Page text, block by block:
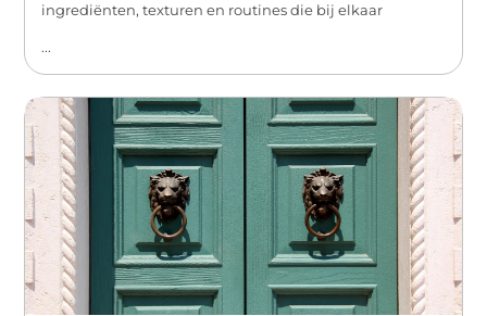
ingrediënten, texturen en routines die bij elkaar
...